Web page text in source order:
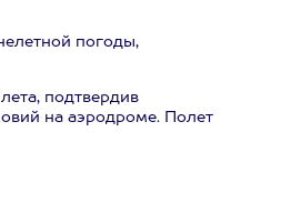
погоды,
подтвердив
на аэродроме. Полет